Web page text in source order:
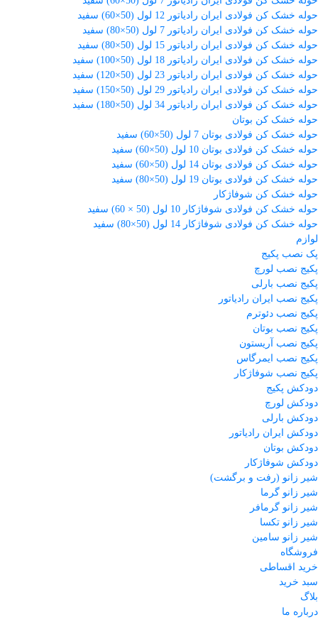
حوله خشک کن فولادی ایران رادیاتور 12 لول (50×60) سفید
حوله خشک کن فولادی ایران رادیاتور 7 لول (50×80) سفید
حوله خشک کن فولادی ایران رادیاتور 15 لول (50×80) سفید
حوله خشک کن فولادی ایران رادیاتور 18 لول (50×100) سفید
حوله خشک کن فولادی ایران رادیاتور 23 لول (50×120) سفید
حوله خشک کن فولادی ایران رادیاتور 29 لول (50×150) سفید
حوله خشک کن فولادی ایران رادیاتور 34 لول (50×180) سفید
حوله خشک کن بوتان
حوله خشک کن فولادی بوتان 7 لول (50×60) سفید
حوله خشک کن فولادی بوتان 10 لول (50×60) سفید
حوله خشک کن فولادی بوتان 14 لول (50×60) سفید
حوله خشک کن فولادی بوتان 19 لول (50×80) سفید
حوله خشک کن شوفاژکار
حوله خشک کن فولادی شوفاژکار 10 لول (50 × 60) سفید
حوله خشک کن فولادی شوفاژکار 14 لول (50×80) سفید
لوازم
پک نصب پکیج
پکیج نصب لورچ
پکیج نصب بارلی
پکیج نصب ایران رادیاتور
پکیج نصب دئوترم
پکیج نصب بوتان
پکیج نصب آریستون
پکیج نصب ایمرگاس
پکیج نصب شوفاژکار
دودکش پکیج
دودکش لورچ
دودکش بارلی
دودکش ایران رادیاتور
دودکش بوتان
دودکش شوفاژکار
شیر زانو (رفت و برگشت)
شیر زانو گرما
شیر زانو گرمافر
شیر زانو تکسا
شیر زانو سامین
فروشگاه
خرید اقساطی
سبد خرید
بلاگ
درباره ما